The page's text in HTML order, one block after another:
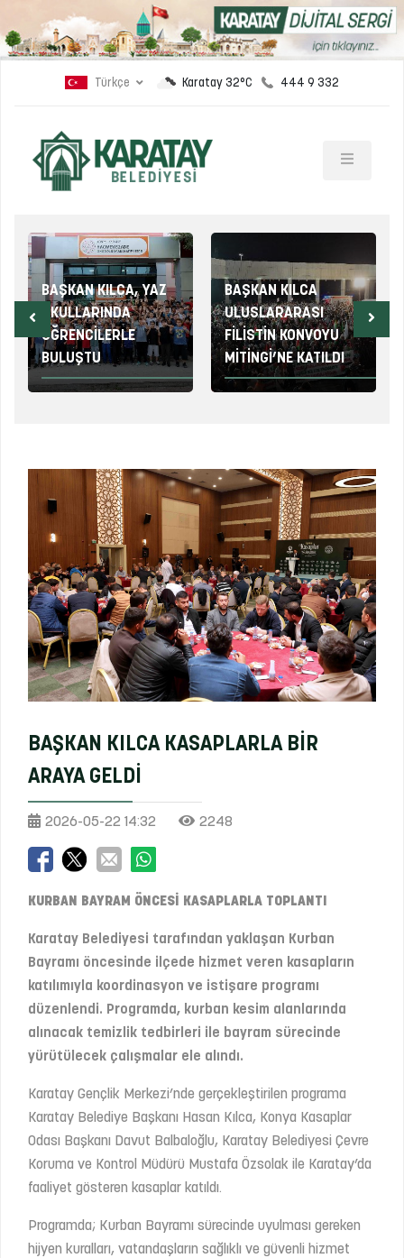
Türkçe Karatay 32°C 444 9 332
BAŞKAN KILCA, YAZ
OKULLARINDA
ÖĞRENCİLERLE
BULUŞTU
BAŞKAN KILCA
ULUSLARARASI
FİLİSTİN KONVOYU
MİTİNGİ’NE KATILDI
BAŞKAN KILCA KASAPLARLA BİR
ARAYA GELDİ
2026-05-22 14:32 2248
KURBAN BAYRAM ÖNCESİ KASAPLARLA TOPLANTI
Karatay Belediyesi tarafından yaklaşan Kurban
Bayramı öncesinde ilçede hizmet veren kasapların
katılımıyla koordinasyon ve istişare programı
düzenlendi. Programda, kurban kesim alanlarında
alınacak temizlik tedbirleri ile bayram sürecinde
yürütülecek çalışmalar ele alındı.
Karatay Gençlik Merkezi’nde gerçekleştirilen programa
Karatay Belediye Başkanı Hasan Kılca, Konya Kasaplar
Odası Başkanı Davut Balbaloğlu, Karatay Belediyesi Çevre
Koruma ve Kontrol Müdürü Mustafa Özsolak ile Karatay’da
faaliyet gösteren kasaplar katıldı.
Programda; Kurban Bayramı sürecinde uyulması gereken
hijyen kuralları, vatandaşların sağlıklı ve güvenli hizmet